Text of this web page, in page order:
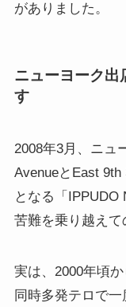
がありました。
ニューヨーク出
す
2008年3月、ニュ
AvenueとEast
となる「IPPUDO
苦難を乗り越えて
実は、2000年頃
同時多発テロで